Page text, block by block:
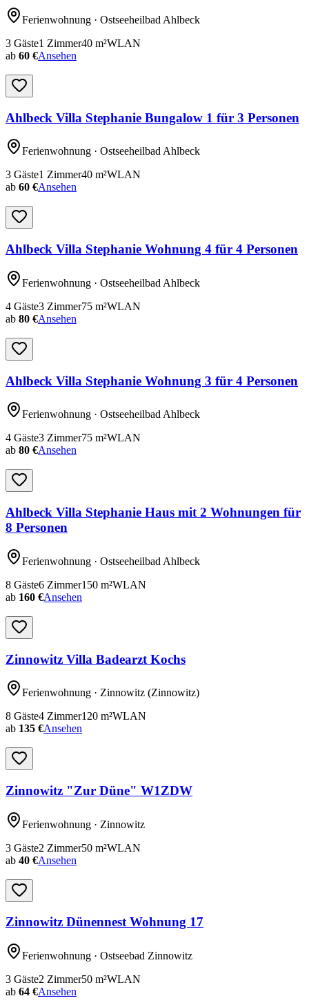
Ferienwohnung · Ostseeheilbad Ahlbeck
3 Gäste1 Zimmer40 m²WLAN
ab 60 €Ansehen
Ahlbeck Villa Stephanie Bungalow 1 für 3 Personen
Ferienwohnung · Ostseeheilbad Ahlbeck
3 Gäste1 Zimmer40 m²WLAN
ab 60 €Ansehen
Ahlbeck Villa Stephanie Wohnung 4 für 4 Personen
Ferienwohnung · Ostseeheilbad Ahlbeck
4 Gäste3 Zimmer75 m²WLAN
ab 80 €Ansehen
Ahlbeck Villa Stephanie Wohnung 3 für 4 Personen
Ferienwohnung · Ostseeheilbad Ahlbeck
4 Gäste3 Zimmer75 m²WLAN
ab 80 €Ansehen
Ahlbeck Villa Stephanie Haus mit 2 Wohnungen für
8 Personen
Ferienwohnung · Ostseeheilbad Ahlbeck
8 Gäste6 Zimmer150 m²WLAN
ab 160 €Ansehen
Zinnowitz Villa Badearzt Kochs
Ferienwohnung · Zinnowitz (Zinnowitz)
8 Gäste4 Zimmer120 m²WLAN
ab 135 €Ansehen
Zinnowitz "Zur Düne" W1ZDW
Ferienwohnung · Zinnowitz
3 Gäste2 Zimmer50 m²WLAN
ab 40 €Ansehen
Zinnowitz Dünennest Wohnung 17
Ferienwohnung · Ostseebad Zinnowitz
3 Gäste2 Zimmer50 m²WLAN
ab 64 €Ansehen